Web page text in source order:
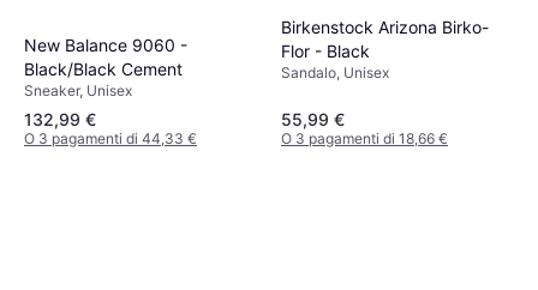
New Balance 9060 -
Black/Black Cement
Sneaker, Unisex
132,99 €
O 3 pagamenti di 44,33 €
Birkenstock Arizona Birko-
Flor - Black
Sandalo, Unisex
55,99 €
O 3 pagamenti di 18,66 €